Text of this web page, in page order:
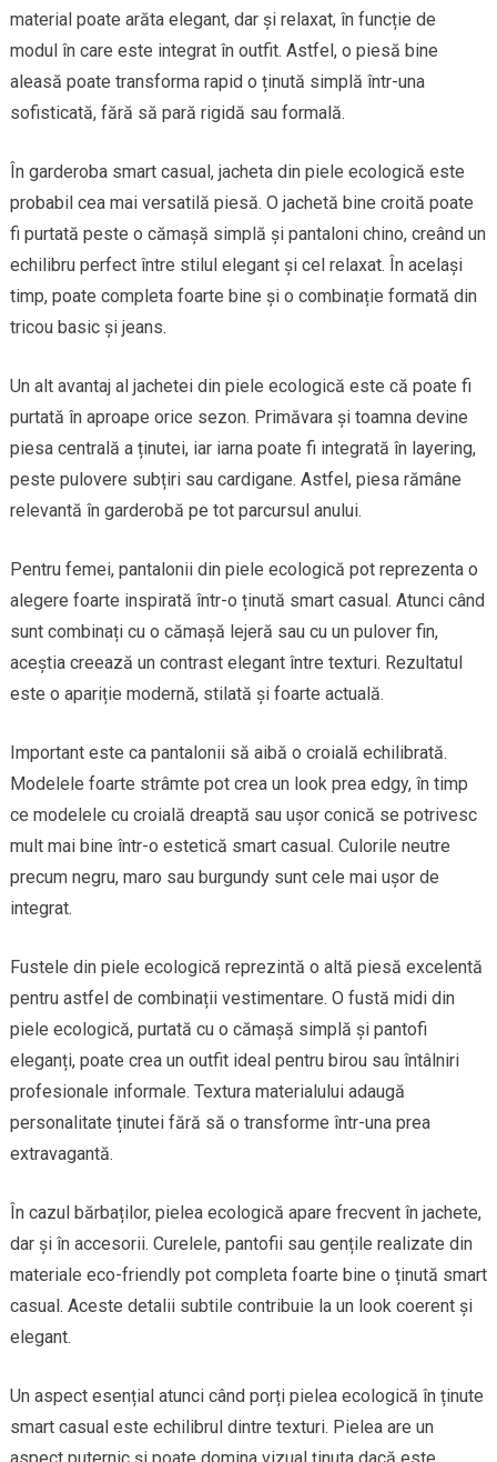
material poate arăta elegant, dar și relaxat, în funcție de
modul în care este integrat în outfit. Astfel, o piesă bine
aleasă poate transforma rapid o ținută simplă într-una
sofisticată, fără să pară rigidă sau formală.
În garderoba smart casual, jacheta din piele ecologică este
probabil cea mai versatilă piesă. O jachetă bine croită poate
fi purtată peste o cămașă simplă și pantaloni chino, creând un
echilibru perfect între stilul elegant și cel relaxat. În același
timp, poate completa foarte bine și o combinație formată din
tricou basic și jeans.
Un alt avantaj al jachetei din piele ecologică este că poate fi
purtată în aproape orice sezon. Primăvara și toamna devine
piesa centrală a ținutei, iar iarna poate fi integrată în layering,
peste pulovere subțiri sau cardigane. Astfel, piesa rămâne
relevantă în garderobă pe tot parcursul anului.
Pentru femei, pantalonii din piele ecologică pot reprezenta o
alegere foarte inspirată într-o ținută smart casual. Atunci când
sunt combinați cu o cămașă lejeră sau cu un pulover fin,
aceștia creează un contrast elegant între texturi. Rezultatul
este o apariție modernă, stilată și foarte actuală.
Important este ca pantalonii să aibă o croială echilibrată.
Modelele foarte strâmte pot crea un look prea edgy, în timp
ce modelele cu croială dreaptă sau ușor conică se potrivesc
mult mai bine într-o estetică smart casual. Culorile neutre
precum negru, maro sau burgundy sunt cele mai ușor de
integrat.
Fustele din piele ecologică reprezintă o altă piesă excelentă
pentru astfel de combinații vestimentare. O fustă midi din
piele ecologică, purtată cu o cămașă simplă și pantofi
eleganți, poate crea un outfit ideal pentru birou sau întâlniri
profesionale informale. Textura materialului adaugă
personalitate ținutei fără să o transforme într-una prea
extravagantă.
În cazul bărbaților, pielea ecologică apare frecvent în jachete,
dar și în accesorii. Curelele, pantofii sau gențile realizate din
materiale eco-friendly pot completa foarte bine o ținută smart
casual. Aceste detalii subtile contribuie la un look coerent și
elegant.
Un aspect esențial atunci când porți pielea ecologică în ținute
smart casual este echilibrul dintre texturi. Pielea are un
aspect puternic și poate domina vizual ținuta dacă este